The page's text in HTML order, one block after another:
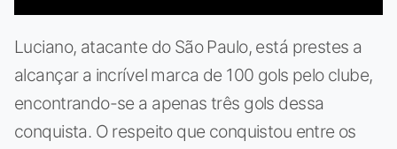
Luciano, atacante do São Paulo, está prestes a
alcançar a incrível marca de 100 gols pelo clube,
encontrando-se a apenas três gols dessa
conquista. O respeito que conquistou entre os